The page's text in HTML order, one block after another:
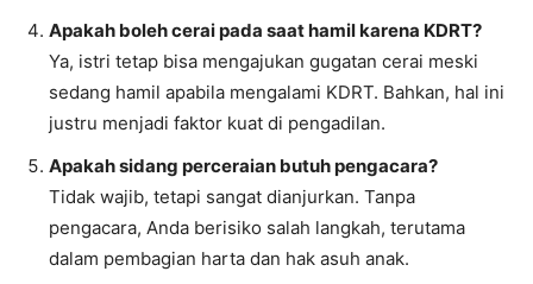
Apakah boleh cerai pada saat hamil karena KDRT?
Ya, istri tetap bisa mengajukan gugatan cerai meski
sedang hamil apabila mengalami KDRT. Bahkan, hal ini
justru menjadi faktor kuat di pengadilan.
Apakah sidang perceraian butuh pengacara?
Tidak wajib, tetapi sangat dianjurkan. Tanpa
pengacara, Anda berisiko salah langkah, terutama
dalam pembagian harta dan hak asuh anak.